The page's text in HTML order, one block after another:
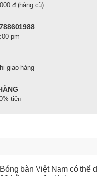
đ (hàng cũ)
pm
giao hàng
tiền
Bóng bàn Việt Nam có thể